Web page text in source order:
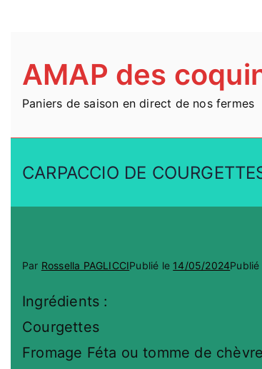
au
contenu
AMAP des
Paniers de saison en direct de nos fermes
CARPACCIO DE
Par Rossella PAGLICCIPublié le 14/05/2024
Ingrédients :
Courgettes
Fromage Féta ou tomme de chèvre